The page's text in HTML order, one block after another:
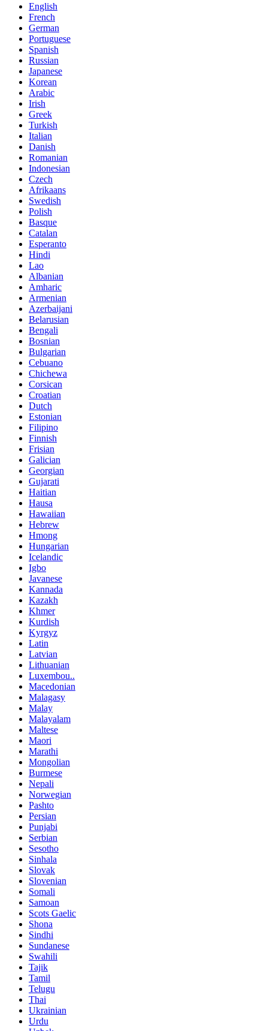
English
French
German
Portuguese
Spanish
Russian
Japanese
Korean
Arabic
Irish
Greek
Turkish
Italian
Danish
Romanian
Indonesian
Czech
Afrikaans
Swedish
Polish
Basque
Catalan
Esperanto
Hindi
Lao
Albanian
Amharic
Armenian
Azerbaijani
Belarusian
Bengali
Bosnian
Bulgarian
Cebuano
Chichewa
Corsican
Croatian
Dutch
Estonian
Filipino
Finnish
Frisian
Galician
Georgian
Gujarati
Haitian
Hausa
Hawaiian
Hebrew
Hmong
Hungarian
Icelandic
Igbo
Javanese
Kannada
Kazakh
Khmer
Kurdish
Kyrgyz
Latin
Latvian
Lithuanian
Luxembou..
Macedonian
Malagasy
Malay
Malayalam
Maltese
Maori
Marathi
Mongolian
Burmese
Nepali
Norwegian
Pashto
Persian
Punjabi
Serbian
Sesotho
Sinhala
Slovak
Slovenian
Somali
Samoan
Scots Gaelic
Shona
Sindhi
Sundanese
Swahili
Tajik
Tamil
Telugu
Thai
Ukrainian
Urdu